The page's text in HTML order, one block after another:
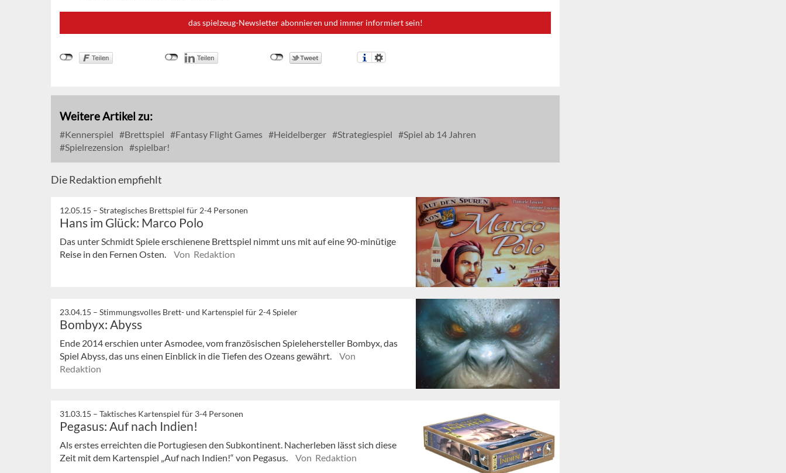
das spielzeug-Newsletter abonnieren und immer informiert sein!
Weitere Artikel zu:
Kennerspiel Brettspiel Fantasy Flight Games Heidelberger Strategiespiel
Spiel ab 14 Jahren
Spielrezension
spielbar!
Die Redaktion empfiehlt
12.05.15 – Strategisches Brettspiel für 2-4 Personen
Hans im Glück: Marco Polo
Das unter Schmidt Spiele erschienene Brettspiel nimmt uns mit auf eine 90-minütige
Reise in den Fernen Osten.
Von Redaktion
23.04.15 – Stimmungsvolles Brett- und Kartenspiel für 2-4 Spieler
Bombyx: Abyss
Ende 2014 erschien unter Asmodee, vom französischen Spielehersteller Bombyx, das
Spiel Abyss, das uns einen Einblick in die Tiefen des Ozeans gewährt.
Von
Redaktion
31.03.15 – Taktisches Kartenspiel für 3-4 Personen
Pegasus: Auf nach Indien!
Als erstes erreichten die Portugiesen den Subkontinent. Nacherleben lässt sich diese
Zeit mit dem Kartenspiel „Auf nach Indien!“ von Pegasus.
Von Redaktion